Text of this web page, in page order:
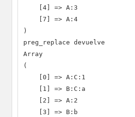
    [4] => A:3
    [7] => A:4
)
preg_replace devuelve
Array
(
    [0] => A:C:1
    [1] => B:C:a
    [2] => A:2
    [3] => B:b